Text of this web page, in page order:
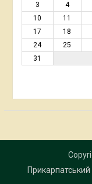
3
4
10
11
17
18
24
25
31
Прикарпатський